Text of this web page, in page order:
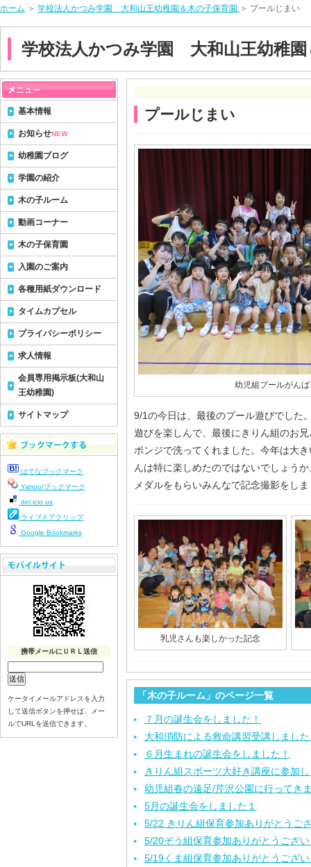
ホーム ＞ 学校法人かつみ学園 大和山王幼稚園＆木の子保育園 ＞ プールじまい
学校法人かつみ学園 大和山王幼稚園
プールじまい
幼児組プールがん
9/1の今日は、最後のプール遊びでした
遊びを楽しんで、最後にきりん組のお
ポンジで洗ってくれました。今年は大
んは特に楽しめたのではないでしょう
メダルをもらいみんなで記念撮影をし
乳児さんも楽しかった記念
「木の子ルーム」のページ一覧
７月の誕生会をしました！
大和消防による救命講習受講しまし
６月生まれの誕生会をしました！
きりん組スポーツ大好き講座に参加
幼児組春の遠足/芹沢公園に行ってき
5月の誕生会をしました１
5/22 きりん組保育参加ありがとうご
5/20ぞう組保育参加ありがとうござ
5/19くま組保育参加ありがとうござ
基本情報
お知らせNEW
幼稚園ブログ
学園の紹介
木の子ルーム
動画コーナー
木の子保育園
入園のご案内
各種用紙ダウンロード
タイムカプセル
プライバシーポリシー
求人情報
会員専用掲示板(大和山
王幼稚園)
サイトマップ
はてなブックマーク
Yahoo!ブックマーク
del.icio.us
ライブドアクリップ
Google Bookmarks
携帯メールにＵＲＬ送信
ケータイメールアドレスを入力
して送信ボタンを押せば、メー
ルでURLを送信できます。